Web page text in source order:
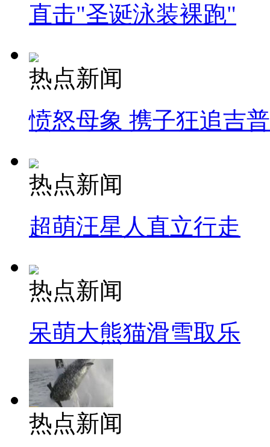
直击"圣诞泳装裸跑"
热点新闻
愤怒母象 携子狂追吉
热点新闻
超萌汪星人直立行走
热点新闻
呆萌大熊猫滑雪取乐
热点新闻